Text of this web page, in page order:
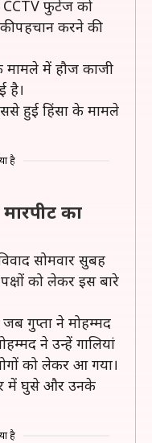
CCTV फुटेज को
पहचान करने की
मामले में हौज काजी
है।
हुई हिंसा के मामले
है
का
सोमवार सुबह
को लेकर इस बारे
जब गुप्ता ने मोहम्मद
ने उन्हें गालियां
को लेकर आ गया।
में घुसे और उनके
है